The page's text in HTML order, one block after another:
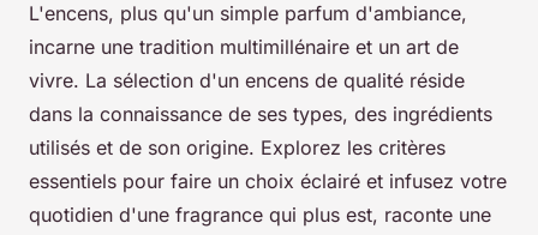
L'encens, plus qu'un simple parfum d'ambiance,
incarne une tradition multimillénaire et un art de
vivre. La sélection d'un encens de qualité réside
dans la connaissance de ses types, des ingrédients
utilisés et de son origine. Explorez les critères
essentiels pour faire un choix éclairé et infusez votre
quotidien d'une fragrance qui plus est, raconte une